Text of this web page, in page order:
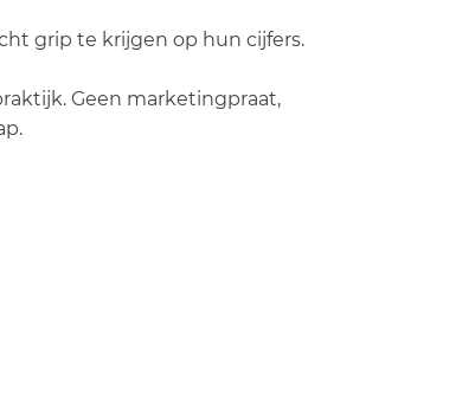
grip te krijgen op hun cijfers.
Geen marketingpraat,